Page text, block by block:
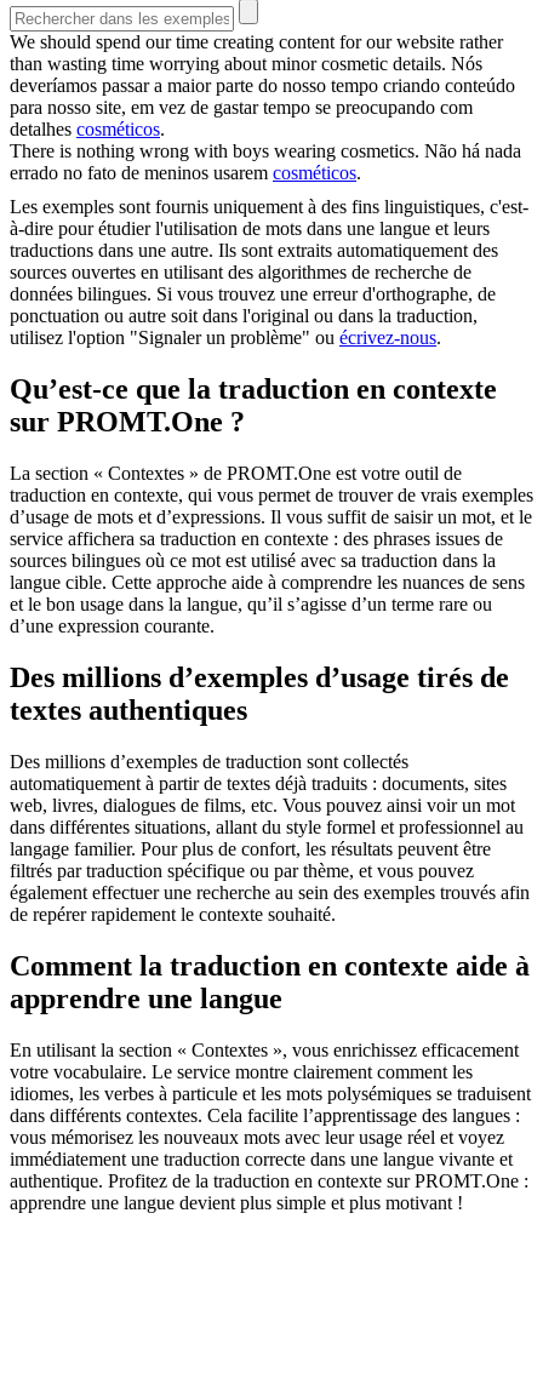
We should spend our time creating content for our website rather
than wasting time worrying about minorcosmetic details. Nós
deveríamos passar a maior parte do nosso tempo criando conteúdo
para nosso site, em vez de gastar tempo se preocupando com
detalhes cosméticos.
There is nothing wrong with boys wearing cosmetics. Não há nada
errado no fato de meninos usarem cosméticos.
Les exemples sont fournis uniquement à des fins linguistiques, c'est-
à-dire pour étudier l'utilisation de mots dans une langue et leurs
traductions dans une autre. Ils sont extraits automatiquement des
sources ouvertes en utilisant des algorithmes de recherche de
données bilingues. Si vous trouvez une erreur d'orthographe, de
ponctuation ou autre soit dans l'original ou dans la traduction,
utilisez l'option "Signaler un problème" ou écrivez-nous.
Qu’est-ce que la traduction en contexte
sur PROMT.One ?
La section « Contextes » de PROMT.One est votre outil de
traduction en contexte, qui vous permet de trouver de vrais exemples
d’usage de mots et d’expressions. Il vous suffit de saisir un mot, et le
service affichera sa traduction en contexte : des phrases issues de
sources bilingues où ce mot est utilisé avec sa traduction dans la
langue cible. Cette approche aide à comprendre les nuances de sens
et le bon usage dans la langue, qu’il s’agisse d’un terme rare ou
d’une expression courante.
Des millions d’exemples d’usage tirés de
textes authentiques
Des millions d’exemples de traduction sont collectés
automatiquement à partir de textes déjà traduits : documents, sites
web, livres, dialogues de films, etc. Vous pouvez ainsi voir un mot
dans différentes situations, allant du style formel et professionnel au
langage familier. Pour plus de confort, les résultats peuvent être
filtrés par traduction spécifique ou par thème, et vous pouvez
également effectuer une recherche au sein des exemples trouvés afin
de repérer rapidement le contexte souhaité.
Comment la traduction en contexte aide à
apprendre une langue
En utilisant la section « Contextes », vous enrichissez efficacement
votre vocabulaire. Le service montre clairement comment les
idiomes, les verbes à particule et les mots polysémiques se traduisent
dans différents contextes. Cela facilite l’apprentissage des langues :
vous mémorisez les nouveaux mots avec leur usage réel et voyez
immédiatement une traduction correcte dans une langue vivante et
authentique. Profitez de la traduction en contexte sur PROMT.One :
apprendre une langue devient plus simple et plus motivant !